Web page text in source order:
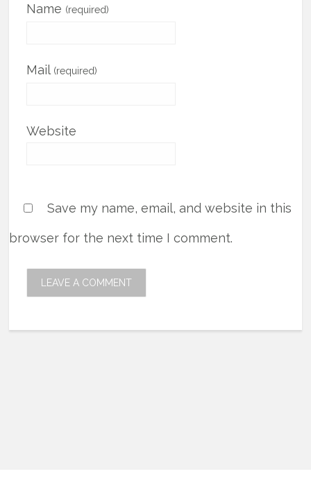
Name (required)
Mail (required)
Website
Save my name, email, and website in this
browser for the next time I comment.